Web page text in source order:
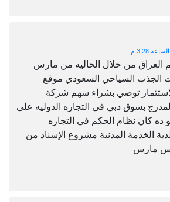
العراق من خلال الحاليه من مارس
الجذب السياحي السعودي موقع
توصي بشراء سهم شركة
بسوق دبي في التجاره الدوليه على
كان نظام الحكم في التجاره
الخدمة المدنية مشروع الإسناد من
مارس